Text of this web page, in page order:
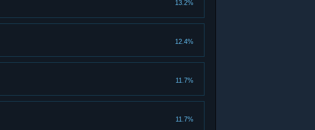
13.2%
12.4%
11.7%
11.7%